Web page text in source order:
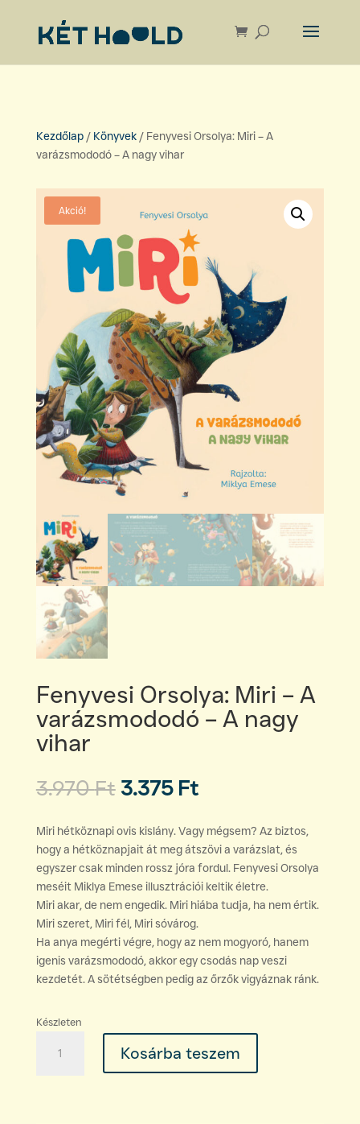
Kezdőlap/ Könyvek/ Fenyvesi Orsolya: Miri – A
varázsmododó – A nagy vihar
Akció!
Fenyvesi Orsolya: Miri – A
varázsmododó – A nagy
vihar
3.970FtOriginal
was:
3.970 Ft.
3.375 FtCurrent
is:
3.375 Ft.
Miri hétköznapi ovis kislány. Vagy mégsem? Az biztos,
hogy a hétköznapjait át meg átszövi a varázslat, és
egyszer csak minden rossz jóra fordul. Fenyvesi Orsolya
meséit Miklya Emese illusztrációi keltik életre.
Miri akar, de nem engedik. Miri hiába tudja, ha nem értik.
Miri szeret, Miri fél, Miri sóvárog.
Ha anya megérti végre, hogy az nem mogyoró, hanem
igenis varázsmododó, akkor egy csodás nap veszi
kezdetét. A sötétségben pedig az őrzők vigyáznak ránk.
Készleten
Orsolya:
Kosárba teszem